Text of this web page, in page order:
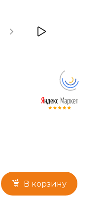
В корзину